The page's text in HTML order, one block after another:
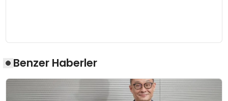
Benzer Haberler